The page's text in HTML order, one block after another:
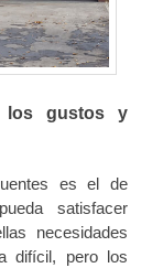
los gustos y
es el de
satisfacer
necesidades
difícil, pero los